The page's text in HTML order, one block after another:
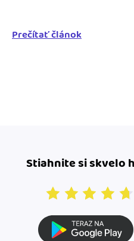
Prečítať článok
Stiahnite si skvelo